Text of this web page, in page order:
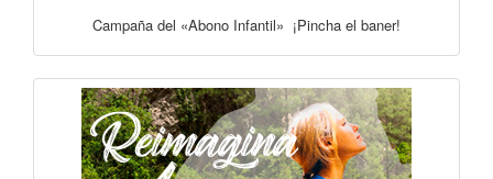
Campaña del «Abono Infantil» ¡Pincha el baner!